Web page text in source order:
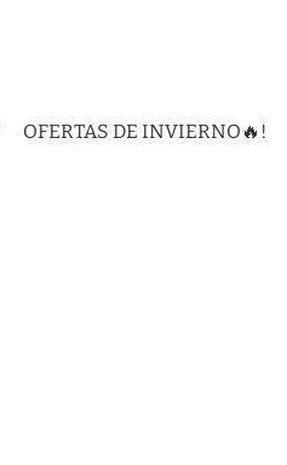
OFERTAS DE INVIERNO🔥!